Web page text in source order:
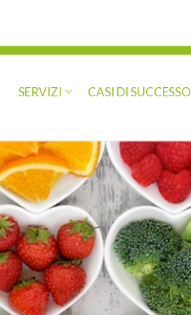
SERVIZI CASI DI SUCCESSO